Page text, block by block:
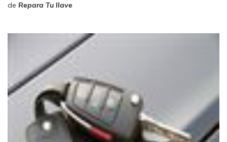
de Repara Tu llave